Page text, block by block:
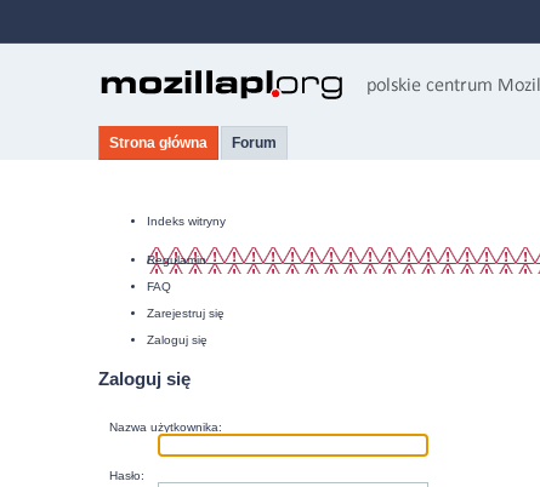
Strona główna Forum
Indeks witryny
Regulamin
FAQ
Zarejestruj się
Zaloguj się
Zaloguj się
Nazwa użytkownika:
Hasło: